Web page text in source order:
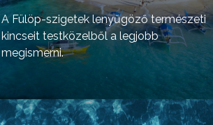
A Fülöp-szigetek lenyűgöző természeti
kincseit testközelből a legjobb
megismerni.